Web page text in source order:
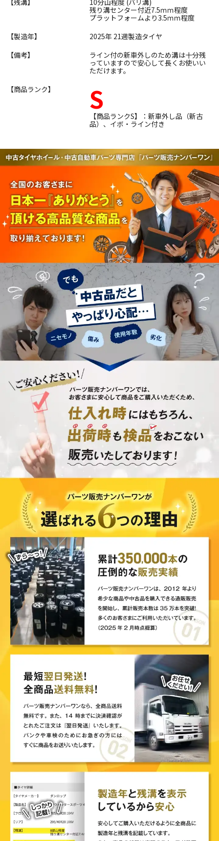
残り溝センター付近7.5ｍｍ程度
プラットフォームより3.5ｍｍ程度
【製造年】
2025年 21週製造タイヤ
【備考】
ライン付の新車外しのため溝は十分残
っていますので安心して長くお使いい
ただけます。
【商品ランク】
S
【商品ランクS】：新車外し品（新古
品）、イボ・ライン付き